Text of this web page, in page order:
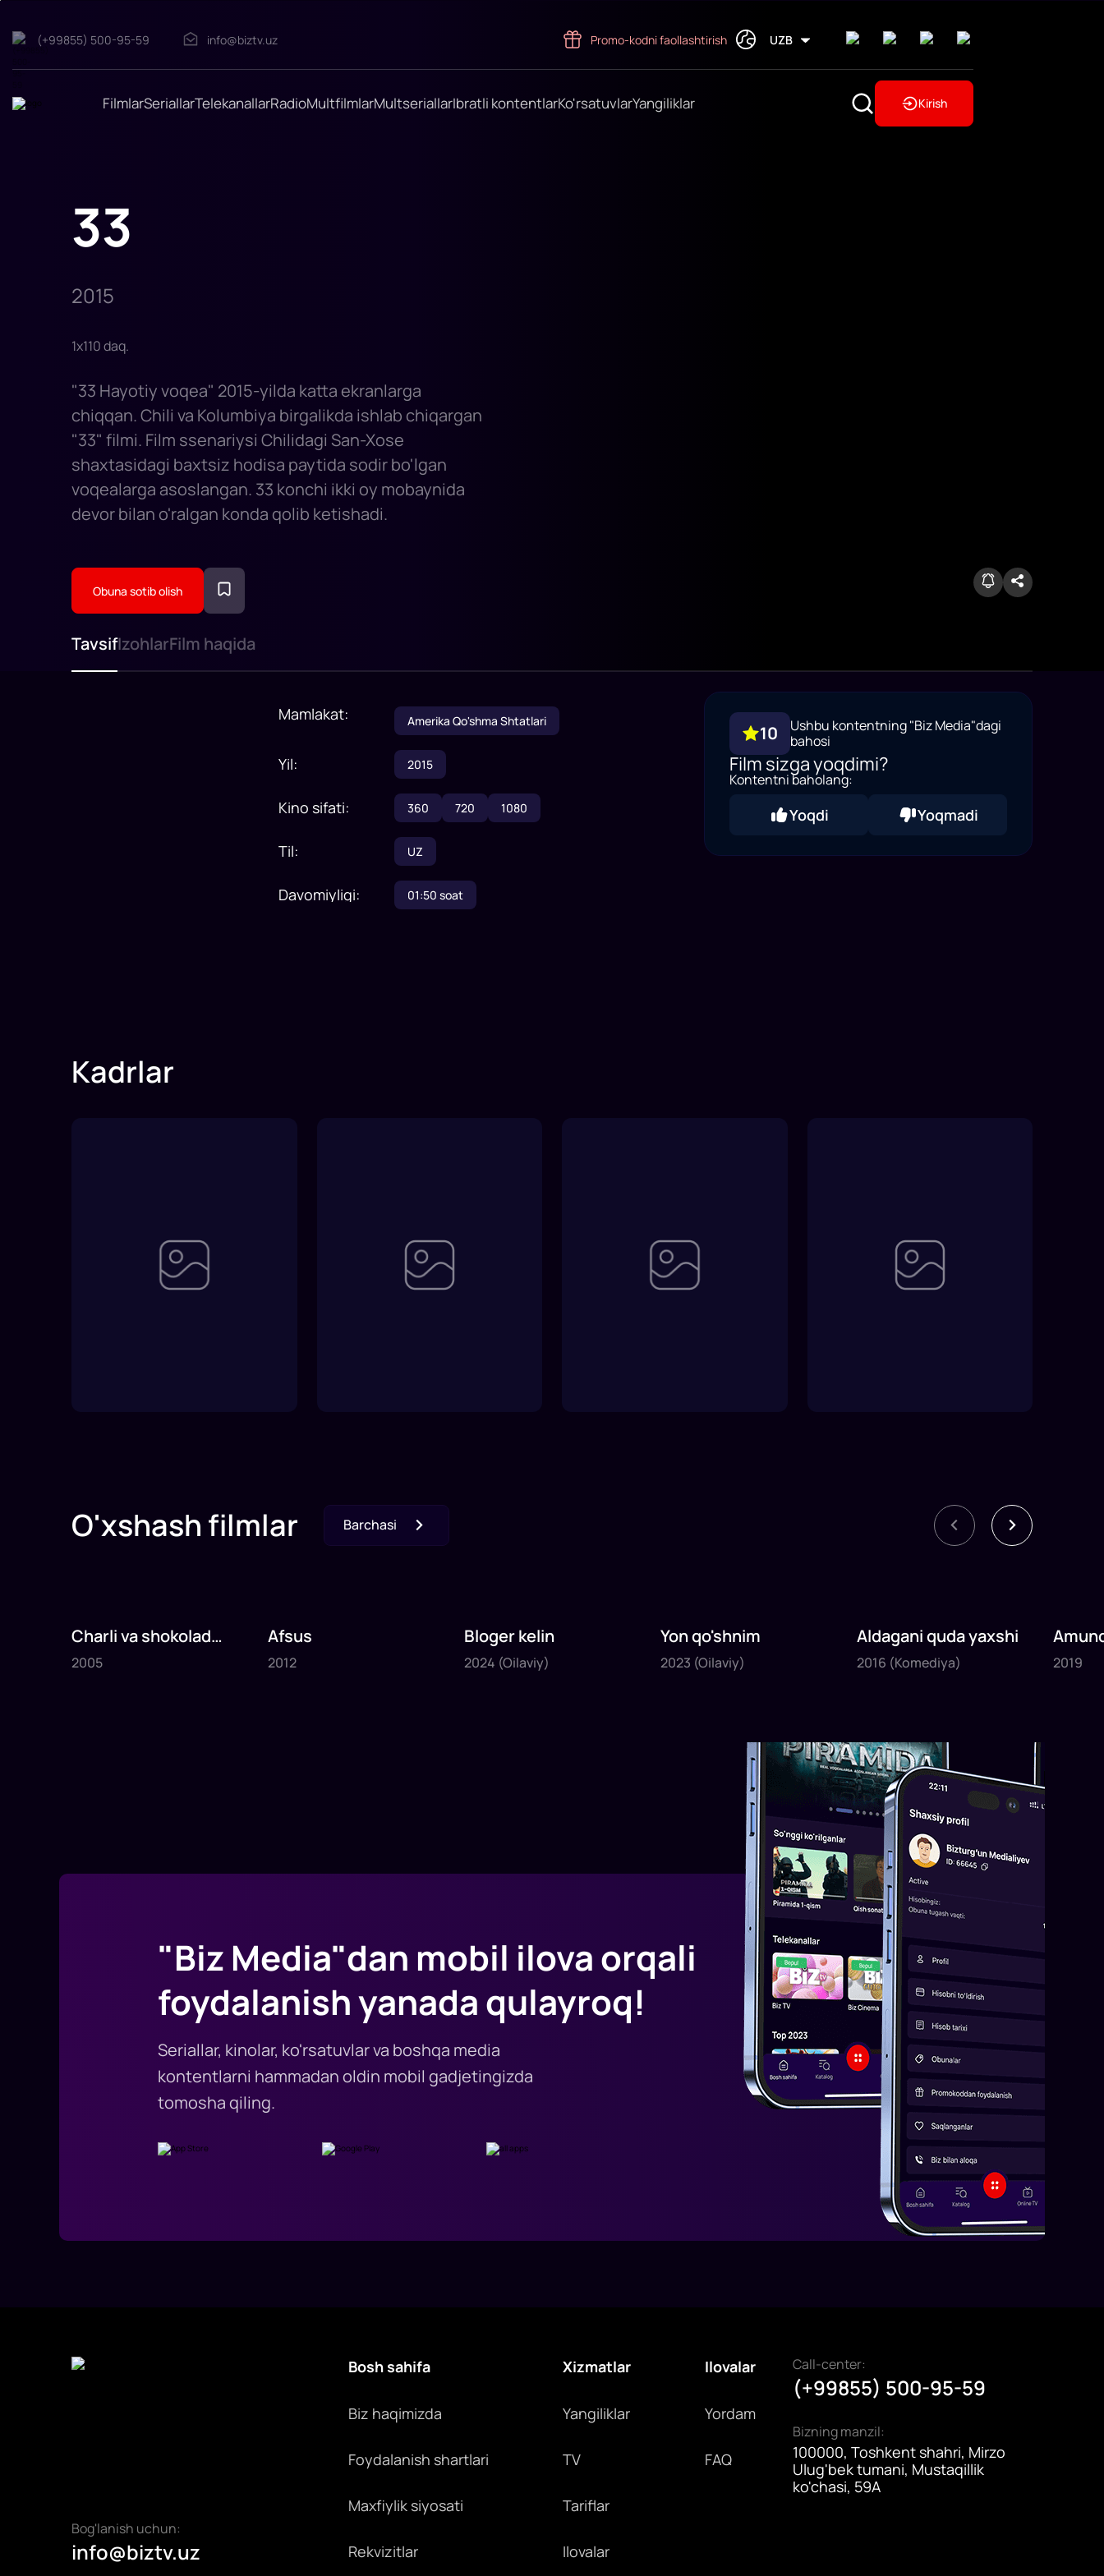
33
"33
voqea"
katta
(+99855) 500-95-59 info@biztv.uz Promo-kodni faollashtirish UZB
FilmlarSeriallarTelekanallarRadioMultfilmlarMultseriallarIbratli kontentlarKo'rsatuvlarYangiliklar Kirish
33
2015
1x110daq.
"33 Hayotiy voqea" 2015-yilda katta ekranlarga
chiqqan. Chili va Kolumbiya birgalikda ishlab chiqargan
"33" filmi. Film ssenariysi Chilidagi San-Xose
shaxtasidagi baxtsiz hodisa paytida sodir bo'lgan
voqealarga asoslangan. 33 konchi ikki oy mobaynida
devor bilan o'ralgan konda qolib ketishadi.
Obuna sotib olish
TavsifIzohlarFilm haqida
Mamlakat: Amerika Qo'shma Shtatlari
Yil: 2015
Kino sifati: 360 720 1080
Til: UZ
Davomiyligi: 01:50 soat
10
Ushbu kontentning "Biz Media"dagi
bahosi
Film sizga yoqdimi?
Kontentni baholang:
Yoqdi Yoqmadi
Kadrlar
O'xshash filmlar Barchasi
2005
1x75
Charli va shokolad
fabrikasi
2005
2012
1x80
Afsus
2012
2024
1x35daq.
Bloger kelin
2024 (Oilaviy)
2023
1x40daq.
Yon qo'shnim
2023 (Oilaviy)
2016
1x82daq.
Aldagani quda yaxshi
2016 (Komediya)
2019
1x120
2019
"Biz Media"dan mobil ilova orqali
foydalanish yanada qulayroq!
Seriallar, kinolar, ko'rsatuvlar va boshqa media
kontentlarni hammadan oldin mobil gadjetingizda
tomosha qiling.
Bog'lanish uchun:
info@biztv.uz
Bosh sahifa
Biz haqimizda
Foydalanish shartlari
Maxfiylik siyosati
Rekvizitlar
Xizmatlar
Yangiliklar
TV
Tariflar
Ilovalar
Ilovalar
Yordam
FAQ
Call-center:
(+99855) 500-95-59
Bizning manzil:
100000, Toshkent shahri, Mirzo
Ulug'bek tumani, Mustaqillik
ko'chasi, 59A